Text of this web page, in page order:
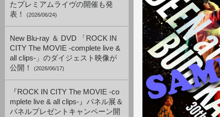
たプレミアムライヴの開催も発
表！
(2026/06/24)
New Blu-ray ＆ DVD 「ROCK IN
CITY The MOVIE -complete live &
all clips-」のダイジェスト映像が
公開！
(2026/06/17)
『ROCK IN CITY The MOVIE -co
mplete live & all clips-』パネル展＆
パネルプレゼントキャンペーン開